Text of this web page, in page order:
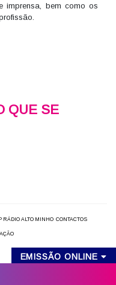
EMISSÃO ONLINE
imprensa, bem como os
QUE SE
RÁDIO ALTO MINHO CONTACTOS